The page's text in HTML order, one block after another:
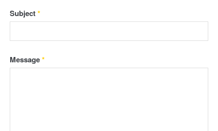
Subject*
Message*